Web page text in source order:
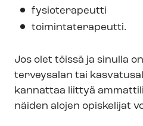
fysioterapeutti
toi­min­ta­te­ra­peut­ti.
Jos olet töissä ja sinulla
terveysalan tai
kannattaa liittyä
näiden alojen opiskelijat